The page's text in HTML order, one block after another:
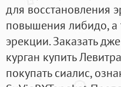
для восстановления
повышения либидо,
эрекции. Заказать
курган купить
покупать сиалис,